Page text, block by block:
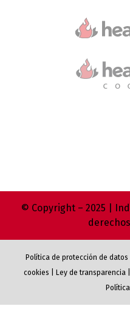
© Copyright – 2025 |
Política de protección de datos
cookies
Ley de transparencia|